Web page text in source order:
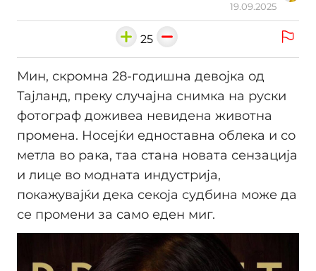
19.09.2025
25
Мин, скромна 28-годишна девојка од
Тајланд, преку случајна снимка на руски
фотограф доживеа невидена животна
промена. Носејќи едноставна облека и со
метла во рака, таа стана новата сензација
и лице во модната индустрија,
покажувајќи дека секоја судбина може да
се промени за само еден миг.